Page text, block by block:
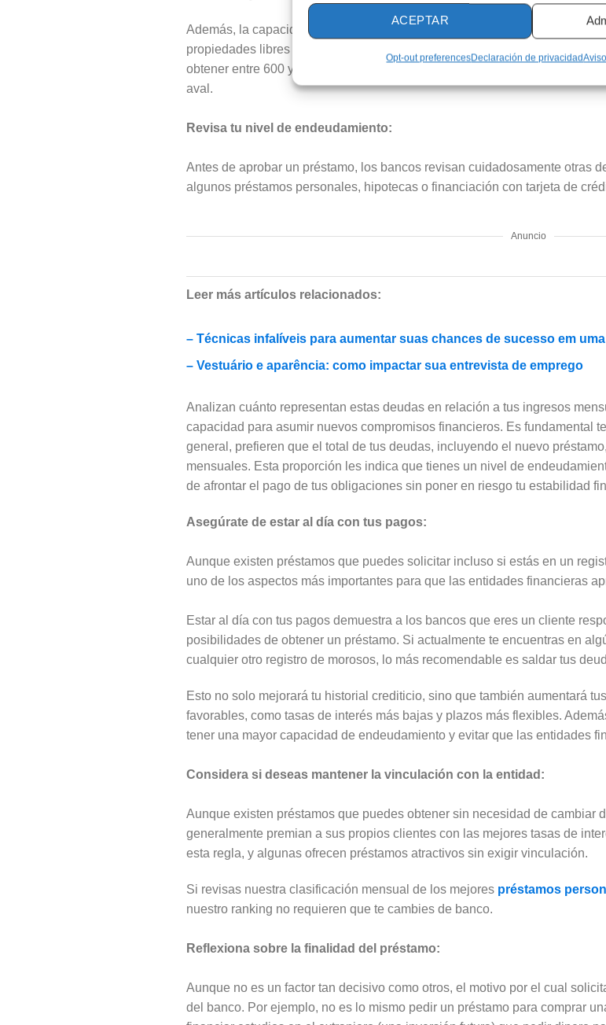
ACEPTAR
Opt-out preferencesDeclaración de privacidad
Además, la capacidad de ahorro es un factor clave. Las entidades
propiedades libres de deudas que puedan usarse como garantía. Por
obtener entre 600 y 6.000 pesos para cubrir cualquier gasto, pero para
aval.
Revisa tu nivel de endeudamiento:
Antes de aprobar un préstamo, los bancos revisan cuidadosamente otras
algunos préstamos personales, hipotecas o financiación con tarjeta de
Anuncio
Leer más artículos relacionados:
– Técnicas infalíveis para aumentar suas chances de sucesso em
– Vestuário e aparência: como impactar sua entrevista de emprego
Analizan cuánto representan estas deudas en relación a tus ingresos
capacidad para asumir nuevos compromisos financieros. Es fundamental
general, prefieren que el total de tus deudas, incluyendo el nuevo
mensuales. Esta proporción les indica que tienes un nivel de
de afrontar el pago de tus obligaciones sin poner en riesgo tu estabilidad
Asegúrate de estar al día con tus pagos:
Aunque existen préstamos que puedes solicitar incluso si estás en un
uno de los aspectos más importantes para que las entidades financieras
Estar al día con tus pagos demuestra a los bancos que eres un cliente
posibilidades de obtener un préstamo. Si actualmente te encuentras en
cualquier otro registro de morosos, lo más recomendable es saldar tus
Esto no solo mejorará tu historial crediticio, sino que también aumentará
favorables, como tasas de interés más bajas y plazos más flexibles.
tener una mayor capacidad de endeudamiento y evitar que las entidades
Considera si deseas mantener la vinculación con la entidad:
Aunque existen préstamos que puedes obtener sin necesidad de cambiar
generalmente premian a sus propios clientes con las mejores tasas de
esta regla, y algunas ofrecen préstamos atractivos sin exigir vinculación.
Si revisas nuestra clasificación mensual de los mejores préstamos
nuestro ranking no requieren que te cambies de banco.
Reflexiona sobre la finalidad del préstamo:
Aunque no es un factor tan decisivo como otros, el motivo por el cual
del banco. Por ejemplo, no es lo mismo pedir un préstamo para comprar